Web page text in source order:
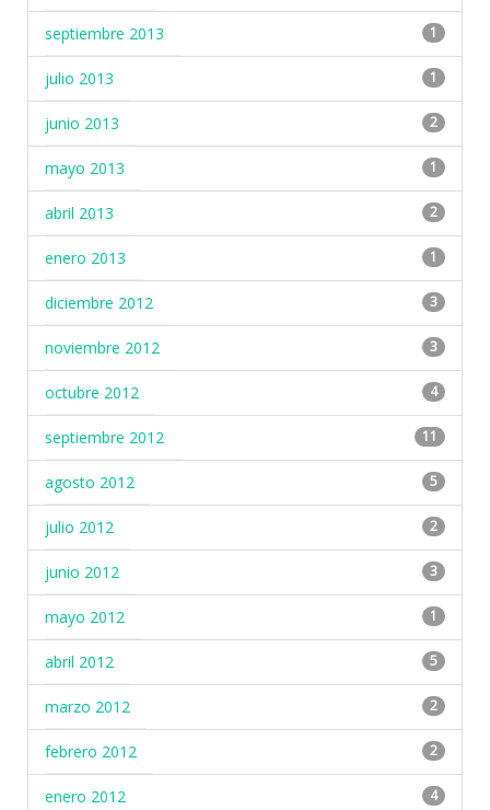
septiembre 2013 1
julio 2013 1
junio 2013 2
mayo 2013 1
abril 2013 2
enero 2013 1
diciembre 2012 3
noviembre 2012 3
octubre 2012 4
septiembre 2012 11
agosto 2012 5
julio 2012 2
junio 2012 3
mayo 2012 1
abril 2012 5
marzo 2012 2
febrero 2012 2
enero 2012 4